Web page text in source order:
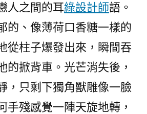
人之間的耳綠設計師語。
的、像薄荷口香糖一樣的
從柱子爆發出來，瞬間吞
的掀背車。光芒消失後，
，只剩下獨角獸雕像一臉
手殘感覺一陣天旋地轉，